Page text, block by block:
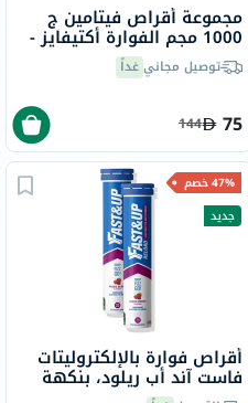
مجموعة أقراص فيتامين ج
1000 مجم الفوارة أكتيفايز -
4 × 20 قرص توصيل مجانيغداً
75
144
47% خصم
جديد
أقراص فوارة بالإلكتروليتات
فاست آند أب ريلود، بنكهة